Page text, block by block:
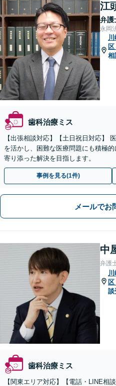
江
弁護
永岡
区
相
歯科治療ミス
【出張相談対応】【土日祝日対応】
を活かし、困難な医療問題にも積極
寄り添った解決を目指します。
事例を見る(1件)
メールでお
中
弁護
区
談
歯科治療ミス
【関東エリア対応】【電話・LINE相